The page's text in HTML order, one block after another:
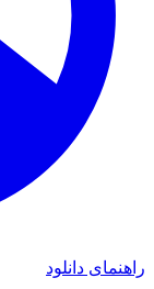
راهنمای دانلود